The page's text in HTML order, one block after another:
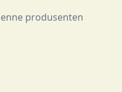
produsenten